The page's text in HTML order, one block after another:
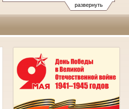
развернуть
usmansky.lpk@sudrf.ru